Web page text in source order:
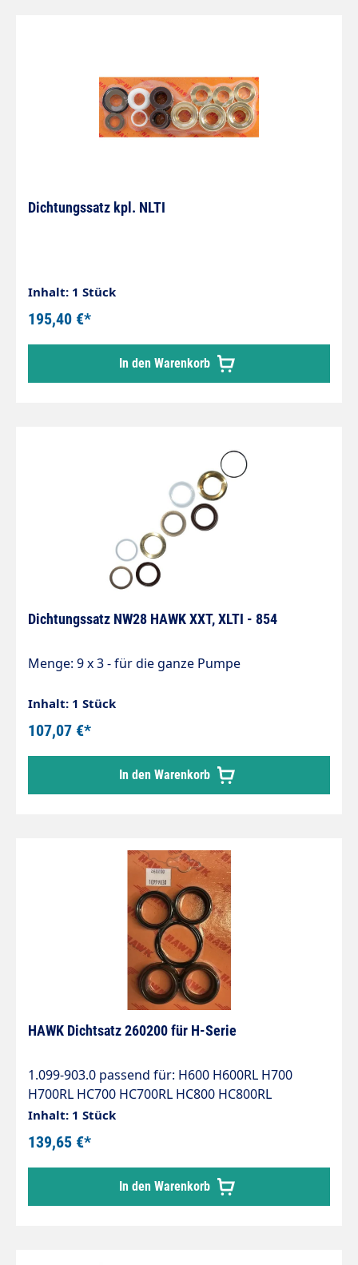
Dichtungssatz kpl. NLTI
Inhalt: 1 Stück
195,40 €*
In den Warenkorb
Dichtungssatz NW28 HAWK XXT, XLTI - 854
Menge: 9 x 3 - für die ganze Pumpe
Inhalt: 1 Stück
107,07 €*
In den Warenkorb
HAWK Dichtsatz 260200 für H-Serie
1.099-903.0 passend für: H600 H600RL H700
H700RL HC700 HC700RL HC800 HC800RL
HC800IRL
Inhalt: 1 Stück
139,65 €*
In den Warenkorb